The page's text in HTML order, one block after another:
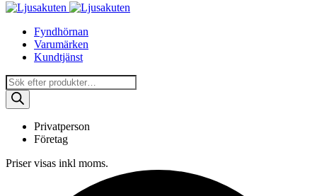
Fyndhörnan
Varumärken
Kundtjänst
Produktsökning
Privatperson
Företag
Priser visas inkl moms.